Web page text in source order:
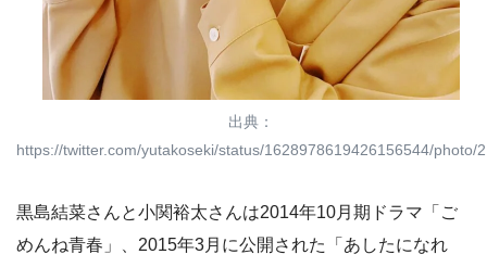
出典：
https://twitter.com/yutakoseki/status/1628978619426156544/photo/2
黒島結菜さんと小関裕太さんは2014年10月期ドラマ「ご
めんね青春」、2015年3月に公開された「あしたになれ